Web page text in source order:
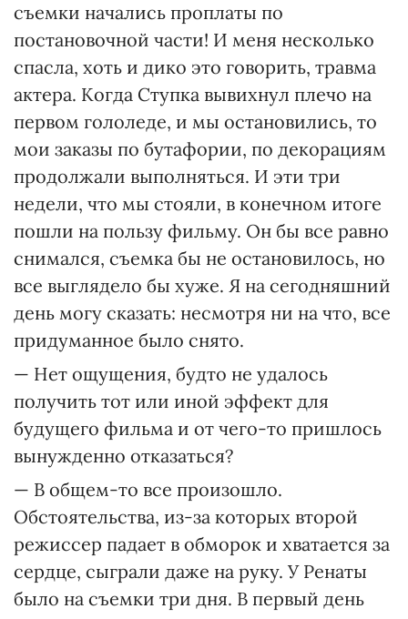
съемки начались проплаты по
постановочной части! И меня несколько
спасла, хоть и дико это говорить, травма
актера. Когда Ступка вывихнул плечо на
первом гололеде, и мы остановились, то
мои заказы по бутафории, по декорациям
продолжали выполняться. И эти три
недели, что мы стояли, в конечном итоге
пошли на пользу фильму. Он бы все равно
снимался, съемка бы не остановилось, но
все выглядело бы хуже. Я на сегодняшний
день могу сказать: несмотря ни на что, все
придуманное было снято.
— Нет ощущения, будто не удалось
получить тот или иной эффект для
будущего фильма и от чего-то пришлось
вынужденно отказаться?
— В общем-то все произошло.
Обстоятельства, из-за которых второй
режиссер падает в обморок и хватается за
сердце, сыграли даже на руку. У Ренаты
было на съемки три дня. В первый день